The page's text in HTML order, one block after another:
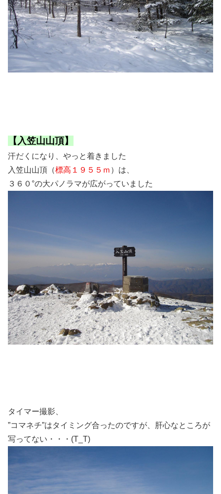
【入笠山山頂】
汗だくになり、やっと着きました
入笠山山頂（標高１９５５ｍ ）は、
３６０°の大パノラマが広がっていました
タイマー撮影、
”コマネチ”はタイミング合ったのですが、肝心なところが
写ってない・・・(T_T)